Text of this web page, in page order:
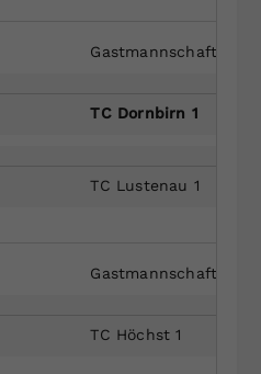
Gastmannschaft
TC Dornbirn 1
TC Lustenau 1
Gastmannschaft
TC Höchst 1